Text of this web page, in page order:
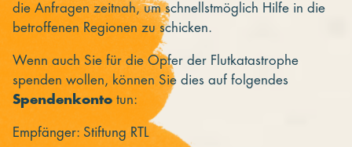
die Anfragen zeitnah, um schnellstmöglich Hilfe in die
betroffenen Regionen zu schicken.
Wenn auch Sie für die Opfer der Flutkatastrophe
spenden wollen, können Sie dies auf folgendes
Spendenkonto tun:
Empfänger: Stiftung RTL